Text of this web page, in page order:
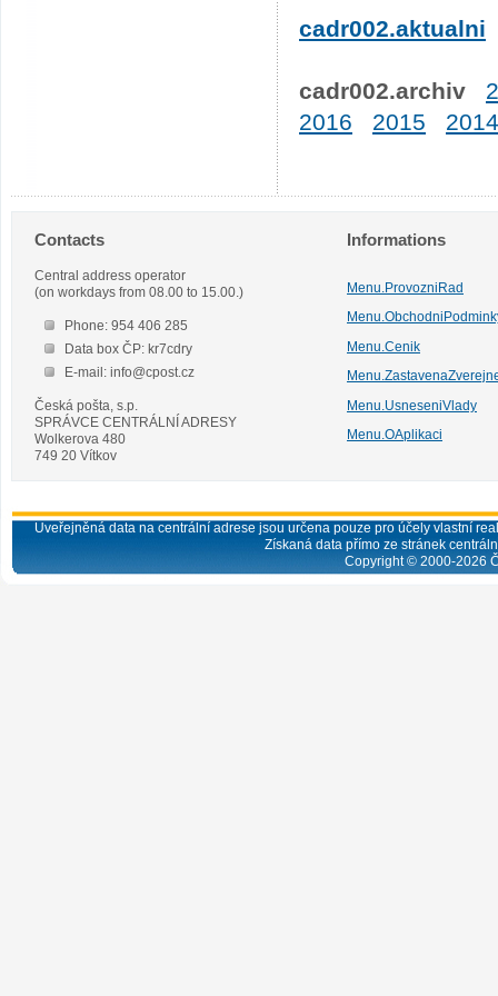
cadr002.aktualni
cadr002.archiv
2016
2015 2014
Contacts
Central address operator
(on workdays from 08.00 to 15.00.)
Phone: 954 406 285
Data box ČP: kr7cdry
E-mail: info@cpost.cz
Česká pošta, s.p.
SPRÁVCE CENTRÁLNÍ ADRESY
Wolkerova 480
749 20 Vítkov
Informations
Menu.ProvozniRad
Menu.Cenik
Menu.UsneseniVlady
Menu.OAplikaci
Uveřejněná data na centrální adrese jsou určena pouze pro účely vlastní
Získaná data přímo ze stránek
Copyright © 2000-2026